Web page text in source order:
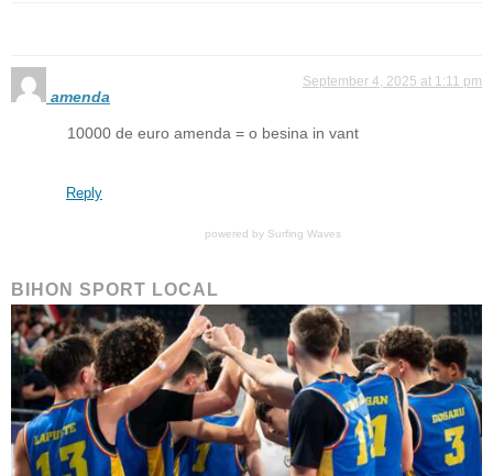
amenda
September 4, 2025 at 1:11 pm
10000 de euro amenda = o besina in vant
Reply
powered by Surfing Waves
BIHON SPORT LOCAL